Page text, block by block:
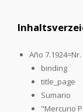
Año
binding
title_page
Sumario
"Mercurio